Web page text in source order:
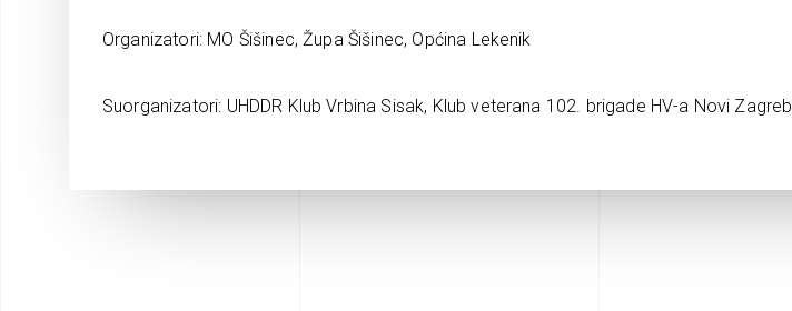
Organizatori: MO Šišinec, Župa Šišinec, Općina Lekenik
Suorganizatori: UHDDR Klub Vrbina Sisak, Klub veterana 102. brigade HV-a Novi Zagreb